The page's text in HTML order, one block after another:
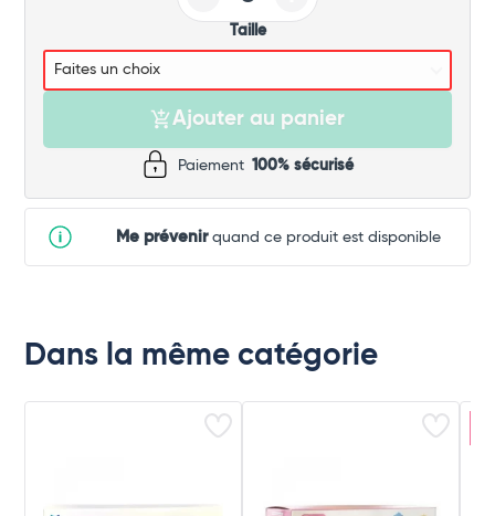
Taille
Ajouter au panier
Paiement 100% sécurisé
Me prévenirquand ce produit est disponible
Dans la même catégorie